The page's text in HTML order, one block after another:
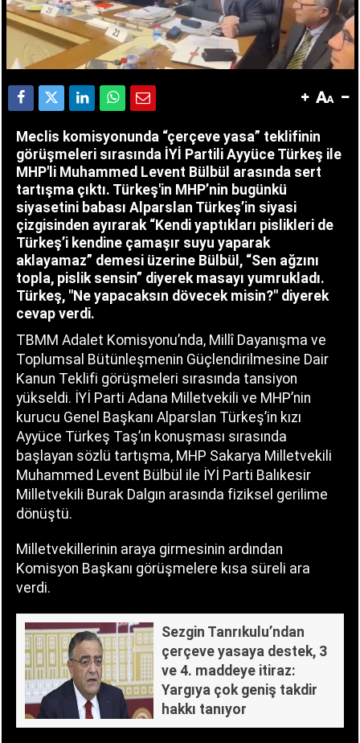
Meclis komisyonunda “çerçeve yasa” teklifinin
görüşmeleri sırasında İYİ Partili Ayyüce Türkeş ile
MHP'li Muhammed Levent Bülbül arasında sert
tartışma çıktı. Türkeş'in MHP’nin bugünkü
siyasetini babası Alparslan Türkeş’in siyasi
çizgisinden ayırarak “Kendi yaptıkları pislikleri de
Türkeş’i kendine çamaşır suyu yaparak
aklayamaz” demesi üzerine Bülbül, “Sen ağzını
topla, pislik sensin” diyerek masayı yumrukladı.
Türkeş, "Ne yapacaksın dövecek misin?" diyerek
cevap verdi.
TBMM Adalet Komisyonu’nda, Millî Dayanışma ve
Toplumsal Bütünleşmenin Güçlendirilmesine Dair
Kanun Teklifi görüşmeleri sırasında tansiyon
yükseldi. İYİ Parti Adana Milletvekili ve MHP’nin
kurucu Genel Başkanı Alparslan Türkeş’in kızı
Ayyüce Türkeş Taş’ın konuşması sırasında
başlayan sözlü tartışma, MHP Sakarya Milletvekili
Muhammed Levent Bülbül ile İYİ Parti Balıkesir
Milletvekili Burak Dalgın arasında fiziksel gerilime
dönüştü.
Milletvekillerinin araya girmesinin ardından
Komisyon Başkanı görüşmelere kısa süreli ara
verdi.
Sezgin Tanrıkulu’ndan
çerçeve yasaya destek, 3
ve 4. maddeye itiraz:
Yargıya çok geniş takdir
hakkı tanıyor